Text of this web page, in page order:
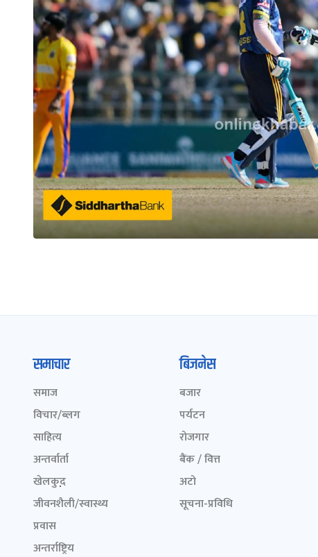
समाचार
समाज
विचार/ब्लग
साहित्य
अन्तर्वार्ता
खेलकुद़़
जीवनशैली/स्वास्थ्य
प्रवास
अन्तर्राष्ट्रिय
बिजनेस
बजार
पर्यटन
रोजगार
बैंक / वित्त
अटो
सूचना-प्रविधि